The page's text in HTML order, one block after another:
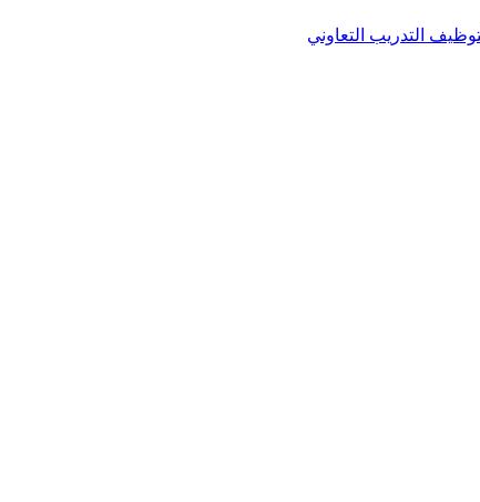
التدريب التعاوني